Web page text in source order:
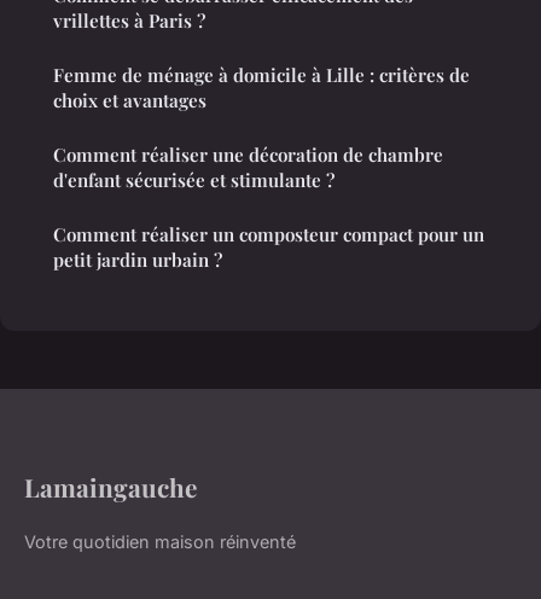
vrillettes à Paris ?
Femme de ménage à domicile à Lille : critères de
choix et avantages
Comment réaliser une décoration de chambre
d'enfant sécurisée et stimulante ?
Comment réaliser un composteur compact pour un
petit jardin urbain ?
Lamaingauche
Votre quotidien maison réinventé